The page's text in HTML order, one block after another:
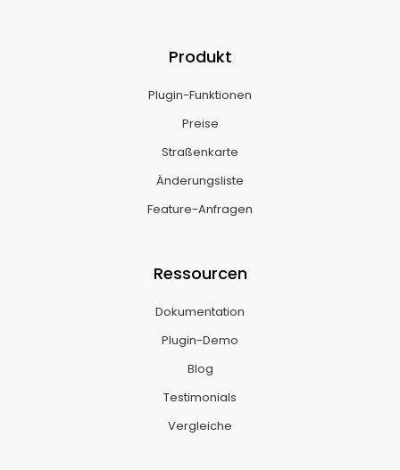
Produkt
Plugin-Funktionen
Preise
Straßenkarte
Änderungsliste
Feature-Anfragen
Ressourcen
Dokumentation
Plugin-Demo
Blog
Testimonials
Vergleiche